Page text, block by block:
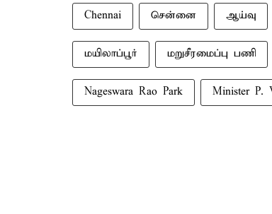
Chennai சென்னை ஆய்வு
மயிலாப்பூர் மறுசீரமைப்பு பணி
Nageswara Rao Park Minister P.